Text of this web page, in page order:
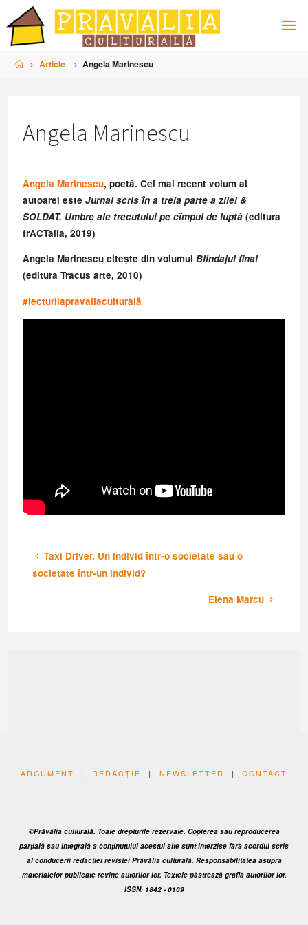
to
content
HomeArticle Angela Marinescu
Angela Marinescu
Angela Marinescu, poetă. Cel mai recent volum al
autoarei esteJurnal scris în a treia parte a zilei &
SOLDAT. Umbre ale trecutului pe cîmpul de luptă (editura
frACTalia, 2019)
Angela Marinescu citește din volumulBlindajul final
(editura Tracus arte, 2010)
#lecturilapravaliaculturală
Taxi Driver. Un individ într-o societate sau o
societate într-un individ?
Elena Marcu
ARGUMENT | REDACȚIE | NEWSLETTER | CONTACT
©Prăvălia culturală. Toate drepturile rezervate. Copierea sau reproducerea
parţială sau integrală a conţinutului acestui site sunt interzise fără acordul scris
al conducerii redacţiei revistei Prăvălia culturală. Responsabilitatea asupra
materialelor publicate revine autorilor lor. Textele păstrează grafia autorilor lor.
ISSN: 1842 - 0109